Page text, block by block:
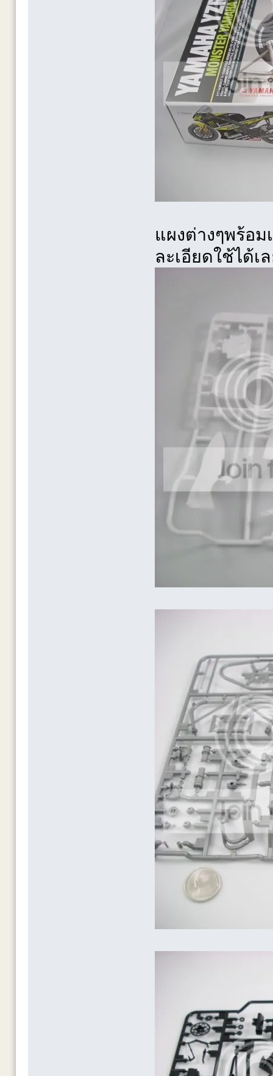
แผงต่างๆพร้อ
ละเอียดใช้ได้เ